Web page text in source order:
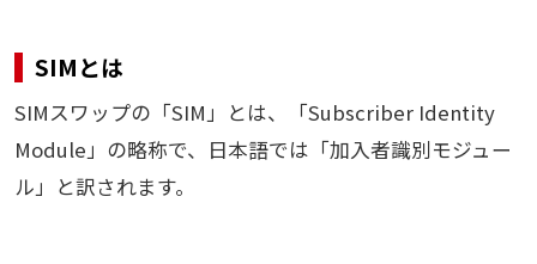
SIMとは
SIMスワップの「SIM」とは、「Subscriber Identity
Module」の略称で、日本語では「加入者識別モジュー
ル」と訳されます。